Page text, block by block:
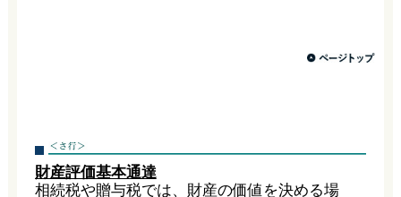
財産評価基本通達
相続税や贈与税では、財産の価値を決める場